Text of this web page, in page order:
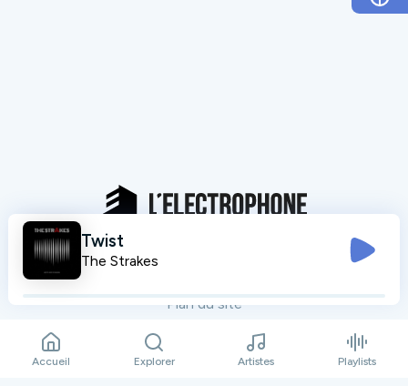
Mentions légales
Plan du site
Twist
The Strakes
Accueil Explorer Artistes Playlists